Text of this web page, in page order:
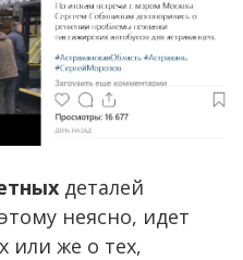
деталей
неясно, идет
или же о тех,